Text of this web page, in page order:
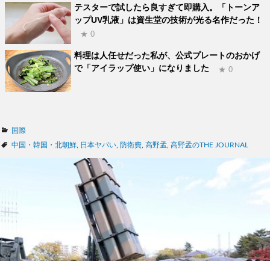
テスターで試したら良すぎて即購入。「トーンア
ップUV乳液」は資生堂の技術が光る名作だった！
★ 0
料理は人任せだった私が、公式プレートのおかげ
で「アイラップ使い」になりました
★ 0
カ
テ
国際
タ
中国・韓国・北朝鮮 日本ヤバい 防衛費 高野孟 高野孟のTHE JOURNAL